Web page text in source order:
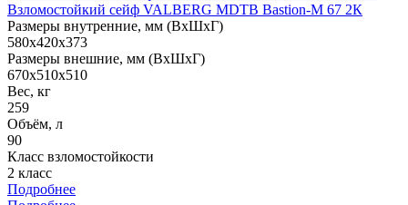
Взломостойкий сейф VALBERG MDTB Bastion-M 67 2К
Размеры внутренние, мм (ВхШхГ)
580x420x373
Размеры внешние, мм (ВхШхГ)
670x510x510
Вес, кг
259
Объём, л
90
Класс взломостойкости
2 класс
Подробнее